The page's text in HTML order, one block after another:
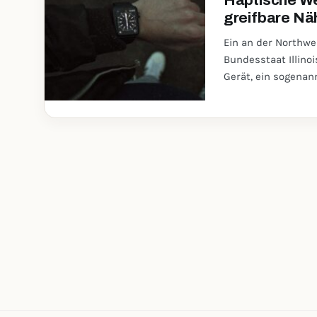
greifbare
Ein an der
Bundesstaat
Gerät, ein